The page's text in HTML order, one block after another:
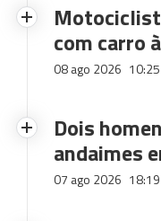
com carro
08 ago 2026 10:25
Dois
andaimes
07 ago 2026 18:19